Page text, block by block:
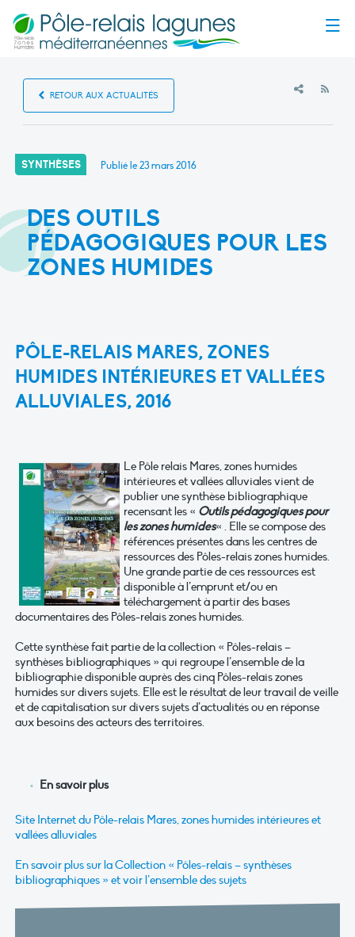
RETOUR AUX ACTUALITÉS
SYNTHÈSES Publié le23 mars 2016
DES OUTILS
PÉDAGOGIQUES POUR LES
ZONES HUMIDES
PÔLE-RELAIS MARES, ZONES
HUMIDES INTÉRIEURES ET VALLÉES
ALLUVIALES, 2016
Le Pôle relais Mares, zones humides
intérieures et vallées alluviales vient de
publier une synthèse bibliographique
recensant les « Outils pédagogiques pour
les zones humides« . Elle se compose des
références présentes dans les centres de
ressources des Pôles-relais zones humides.
Une grande partie de ces ressources est
disponible à l’emprunt et/ou en
téléchargement à partir des bases
documentaires des Pôles-relais zones humides.
Cette synthèse fait partie de la collection « Pôles-relais –
synthèses bibliographiques » qui regroupe l’ensemble de la
bibliographie disponible auprès des cinq Pôles-relais zones
humides sur divers sujets. Elle est le résultat de leur travail de veille
et de capitalisation sur divers sujets d’actualités ou en réponse
aux besoins des acteurs des territoires.
En savoir plus
Site Internet du Pôle-relais Mares, zones humides intérieures et
vallées alluviales
En savoir plus sur la Collection « Pôles-relais – synthèses
bibliographiques » et voir l’ensemble des sujets